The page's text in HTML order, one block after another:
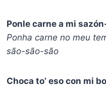
Ponle carne a mi
Ponha carne no meu
são-são-são
Choca to’ eso con mi